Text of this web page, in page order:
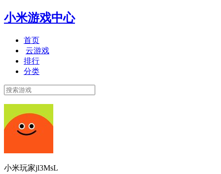
小米游戏中心
首页
云游戏
排行
分类
小米玩家jl3MsL